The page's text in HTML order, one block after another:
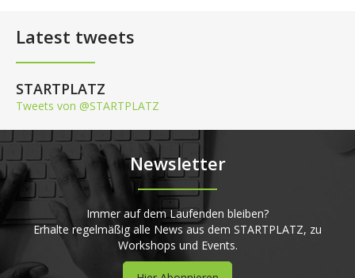
Latest tweets
STARTPLATZ
Tweets von @STARTPLATZ
Newsletter
Immer auf dem Laufenden bleiben?
Erhalte regelmäßig alle News aus dem STARTPLATZ, zu
Workshops und Events.